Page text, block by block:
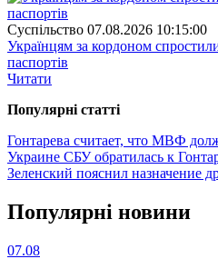
Суспiльство 07.08.2026 10:15:00
Українцям за кордоном
паспортів
Читати
Популярнi статтi
Гонтарева считает, что МВФ
Украине СБУ обратилась к
Зеленский пояснил назначение
Популярнi новини
07.08